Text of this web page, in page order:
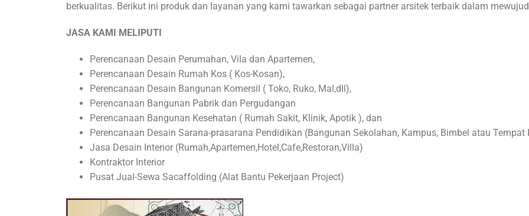
berkualitas. Berikut ini produk dan layanan yang kami tawarkan sebagai partner arsitek terbaik dalam
JASA KAMI MELIPUTI
Perencanaan Desain Perumahan, Vila dan Apartemen,
Perencanaan Desain Rumah Kos ( Kos-Kosan),
Perencanaan Desain Bangunan Komersil ( Toko, Ruko, Mal,dll),
Perencanaan Bangunan Pabrik dan Pergudangan
Perencanaan Bangunan Kesehatan ( Rumah Sakit, Klinik, Apotik ), dan
Perencanaan Desain Sarana-prasarana Pendidikan (Bangunan Sekolahan, Kampus, Bimbel atau Tempat
Jasa Desain Interior (Rumah,Apartemen,Hotel,Cafe,Restoran,Villa)
Kontraktor Interior
Pusat Jual-Sewa Sacaffolding (Alat Bantu Pekerjaan Project)